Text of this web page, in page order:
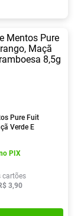
Pure Fuit
Verde E
PIX
cartões
3,90